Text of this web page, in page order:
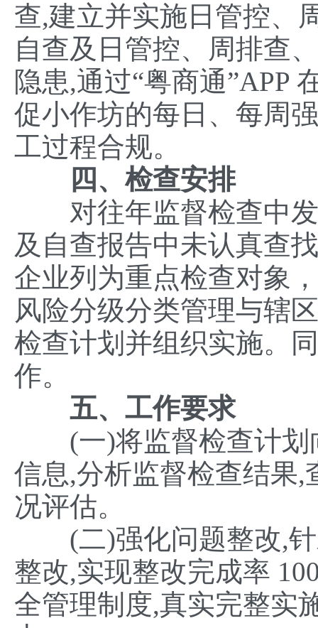
查,建立并实施日管控、
自查及日管控、周排查
隐患,通过“粤商通”APP
促小作坊的每日、每周
工过程合规。
四、检查安排
对往年监督检查中发
及自查报告中未认真查
企业列为重点检查对象
风险分级分类管理与辖
检查计划并组织实施。
作。
五、工作要求
(一)将监督检查计划
信息,分析监督检查结果
况评估。
(二)强化问题整改,针
整改,实现整改完成率
全管理制度,真实完整实